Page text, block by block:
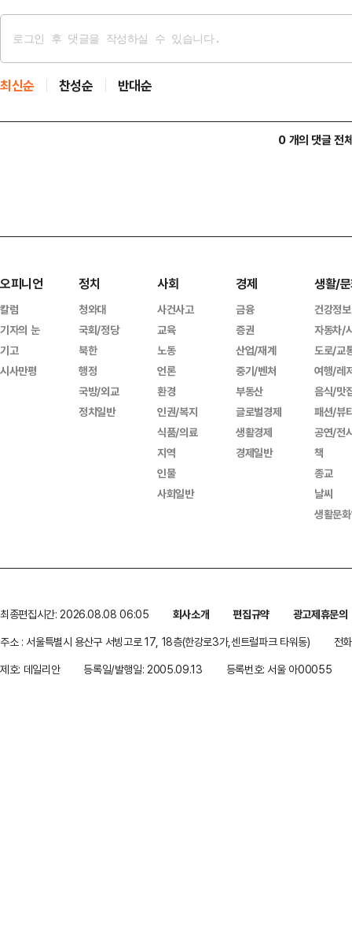
최신순 찬성순 반대순
0 개의 댓글 전
오피니언
칼럼
기자의 눈
기고
시사만평
정치
청와대
국회/정당
북한
행정
국방/외교
정치일반
사회
사건사고
교육
노동
언론
환경
인권/복지
식품/의료
지역
인물
사회일반
경제
금융
증권
산업/재계
중기/벤처
부동산
글로벌경제
생활경제
경제일반
생활/
건강정보
자동차/
도로/교
여행/레
음식/맛
패션/뷰
공연/전
책
종교
날씨
생활문
최종편집시간: 2026.08.08 06:05 회사소개 편집규약
광고제휴문의
주소 : 서울특별시 용산구 서빙고로 17, 18층(한강로3가,센트럴파크 타워동)
전
제호: 데일리안
등록일/발행일: 2005.09.13 등록번호: 서울 아00055